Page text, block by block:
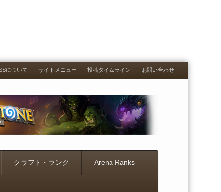
について サイトメニュー 投稿タイムライン お問い合わせ
クラフト・ランク Arena Ranks